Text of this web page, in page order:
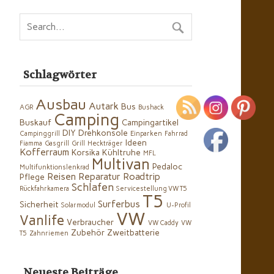
Schlagwörter
AGR Ausbau Autark Bus Bushack
Buskauf Camping Campingartikel
Campinggrill DIY Drehkonsole Einparken Fahrrad
Fiamma Gasgrill Grill Heckträger Ideen
Kofferraum Korsika Kühltruhe MFL
Multifunktionslenkrad
Multivan Pedaloc
Pflege Reisen Reparatur Roadtrip
Rückfahrkamera Schlafen Servicestellung VW T5
Sicherheit Solarmodul Surferbus T5 U-Profil
Vanlife Verbraucher VW VW Caddy VW
T5 Zahnriemen Zubehör Zweitbatterie